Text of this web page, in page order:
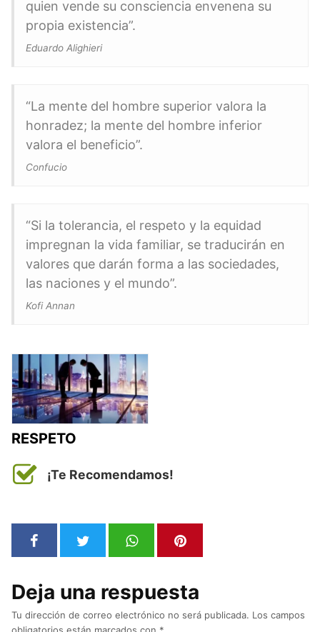
quien vende su consciencia envenena su
propia existencia”.
Eduardo Alighieri
“La mente del hombre superior valora la
honradez; la mente del hombre inferior
valora el beneficio”.
Confucio
“Si la tolerancia, el respeto y la equidad
impregnan la vida familiar, se traducirán en
valores que darán forma a las sociedades,
las naciones y el mundo”.
Kofi Annan
RESPETO
¡Te Recomendamos!
Deja una respuesta
Tu dirección de correo electrónico no será publicada. Los campos